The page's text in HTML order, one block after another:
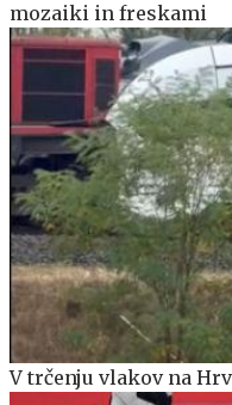
mozaiki in freskami
V trčenju vlakov na